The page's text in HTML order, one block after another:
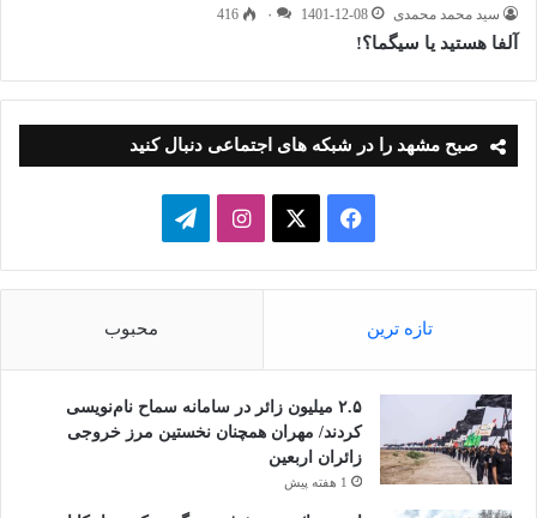
سید محمد محمدی 1401-12-08 ۰ 416
آلفا هستید یا سیگما؟!
صبح مشهد را در شبکه های اجتماعی دنبال کنید
فیسبوک ایکساینستاگرامتلگرام
تازه ترین محبوب
۲.۵ میلیون زائر در سامانه سماح نام‌نویسی
کردند/ مهران همچنان نخستین مرز خروجی
زائران اربعین
1 هفته پیش